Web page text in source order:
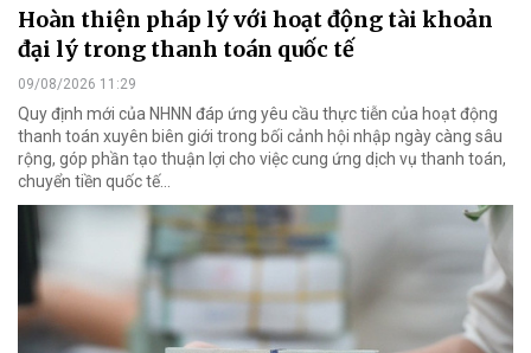
Hoàn thiện pháp lý với hoạt động tài khoản
đại lý trong thanh toán quốc tế
09/08/2026 11:29
Quy định mới của NHNN đáp ứng yêu cầu thực tiễn của hoạt động
thanh toán xuyên biên giới trong bối cảnh hội nhập ngày càng sâu
rộng, góp phần tạo thuận lợi cho việc cung ứng dịch vụ thanh toán,
chuyển tiền quốc tế...